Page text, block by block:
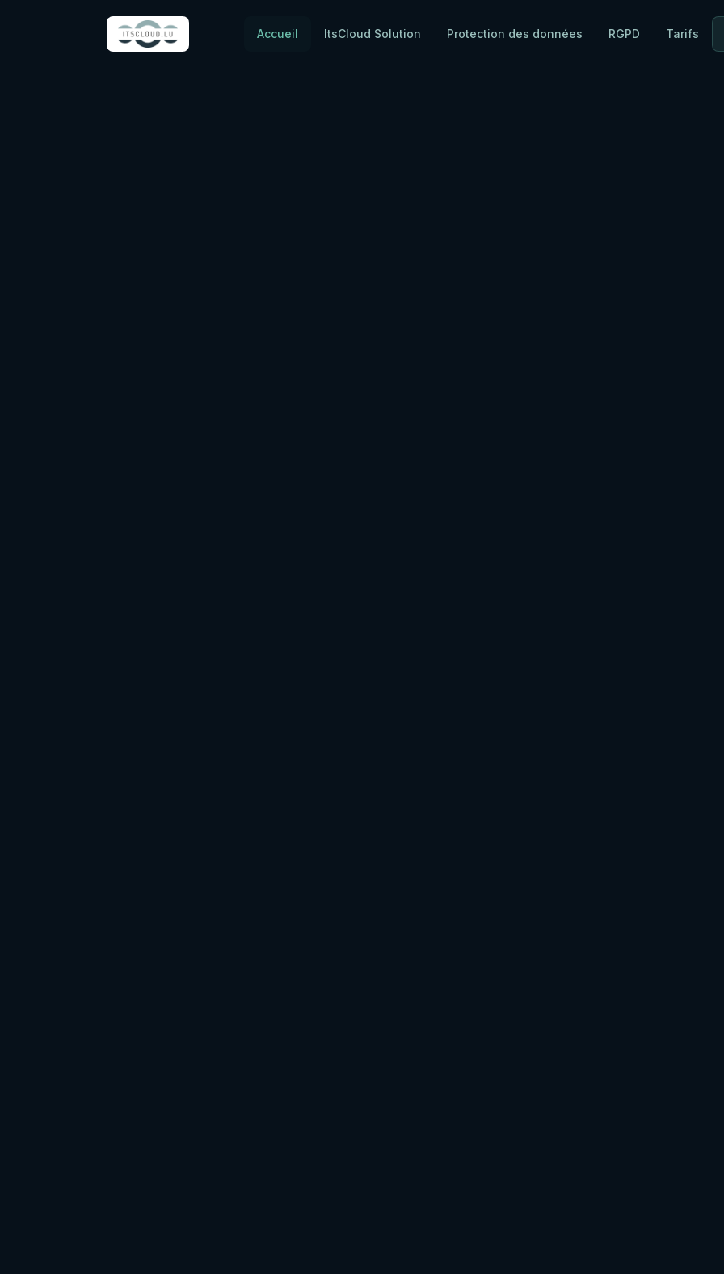
Accueil ItsCloud Solution Protection des données RGPD Tarifs